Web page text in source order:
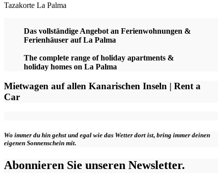
Tazakorte La Palma
Das vollständige Angebot an Ferienwohnungen &
Ferienhäuser auf La Palma
The complete range of holiday apartments &
holiday homes on La Palma
Mietwagen auf allen Kanarischen Inseln | Rent a
Car
Wo immer du hin gehst und egal wie das Wetter dort ist, bring immer deinen
eigenen Sonnenschein mit.
Abonnieren Sie unseren Newsletter.